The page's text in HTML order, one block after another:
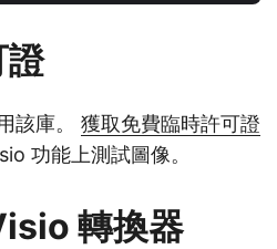
證
該庫。 獲取免費臨時許可證
功能上測試圖像。
轉換器